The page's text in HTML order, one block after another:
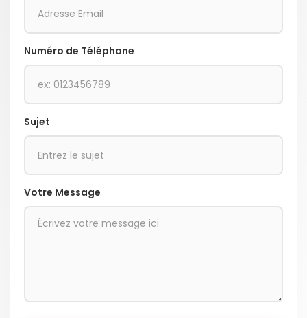
Numéro de Téléphone
Sujet
Votre Message